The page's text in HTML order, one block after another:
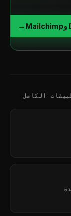
→
الكامل